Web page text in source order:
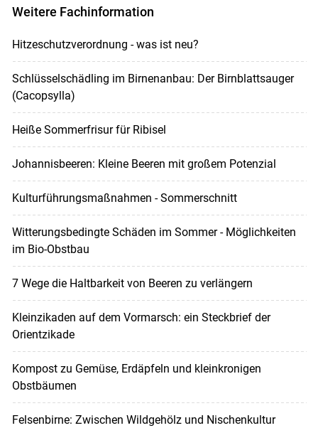
Weitere Fachinformation
Hitzeschutzverordnung - was ist neu?
Schlüsselschädling im Birnenanbau: Der Birnblattsauger
(Cacopsylla)
Heiße Sommerfrisur für Ribisel
Johannisbeeren: Kleine Beeren mit großem Potenzial
Kulturführungsmaßnahmen - Sommerschnitt
Witterungsbedingte Schäden im Sommer - Möglichkeiten
im Bio-Obstbau
7 Wege die Haltbarkeit von Beeren zu verlängern
Kleinzikaden auf dem Vormarsch: ein Steckbrief der
Orientzikade
Kompost zu Gemüse, Erdäpfeln und kleinkronigen
Obstbäumen
Felsenbirne: Zwischen Wildgehölz und Nischenkultur